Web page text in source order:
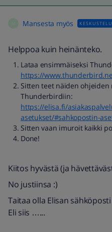
Mansesta myös
Helppoa kuin heinänteko.
Lataa ensimmäiseksi
https://
Sitten teet näiden ohjeiden
Thunderbirdiin:
https://elisa.fi/
asetukset/#sahkopostin-
Sitten vaan imuroit kaikki
Done!
Kiitos hyvästä (ja
No justiinsa :)
Taitaa olla Elisan
Eli siis …...